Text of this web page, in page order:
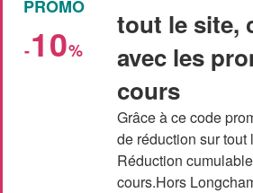
PROMO
-10%
tout le site,
avec les
cours
Grâce à ce code
de réduction sur tout
Réduction
cours.Hors